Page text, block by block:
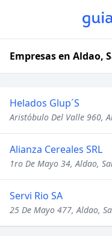
Empresas en Aldao,
Helados Glup´S
Aristóbulo Del Valle 960,
Alianza Cereales SRL
1ro De Mayo 34, Aldao,
Servi Rio SA
25 De Mayo 477, Aldao,